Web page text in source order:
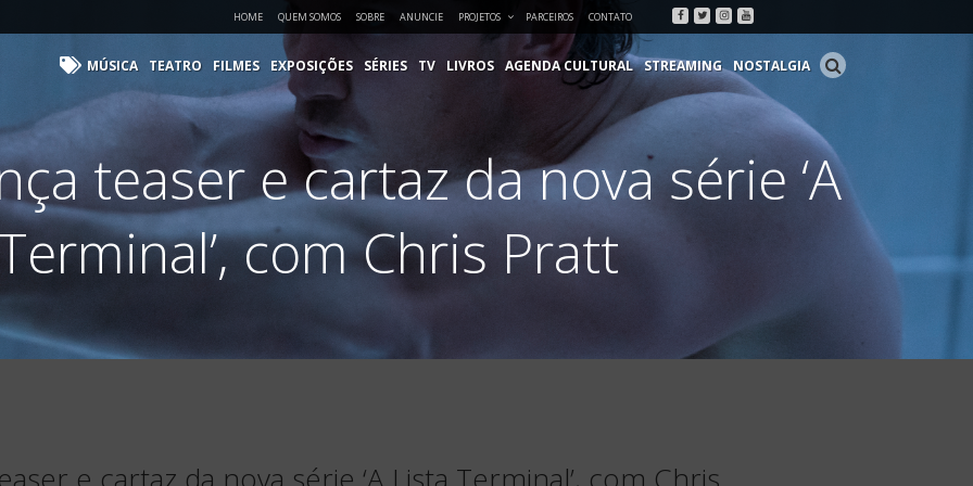
HOME QUEM SOMOS SOBRE ANUNCIE PROJETOS PARCEIROS CONTATO Facebook
Twitter
Instagram
Youtube
MÚSICA TEATRO FILMES EXPOSIÇÕES SÉRIES TV LIVROS AGENDA CULTURAL STREAMING NOSTALGIA
teaser e cartaz da nova série ‘A
com Chris Pratt
e cartaz da nova série ‘A Lista Terminal’, com Chris